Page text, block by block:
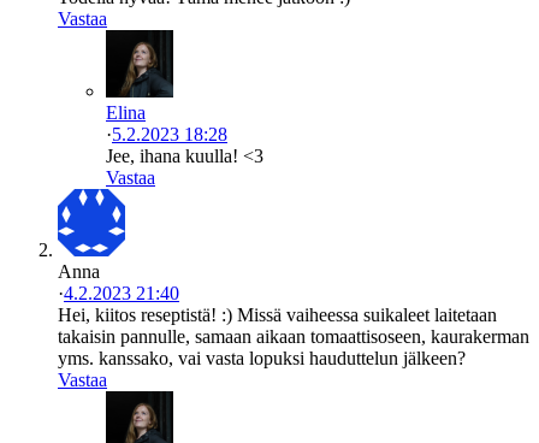
Vastaa
Elina
·5.2.2023 18:28
Jee, ihana kuulla! <3
Vastaa
Anna
·4.2.2023 21:40
Hei, kiitos reseptistä! :) Missä vaiheessa suikaleet laitetaan
takaisin pannulle, samaan aikaan tomaattisoseen, kaurakerman
yms. kanssako, vai vasta lopuksi hauduttelun jälkeen?
Vastaa